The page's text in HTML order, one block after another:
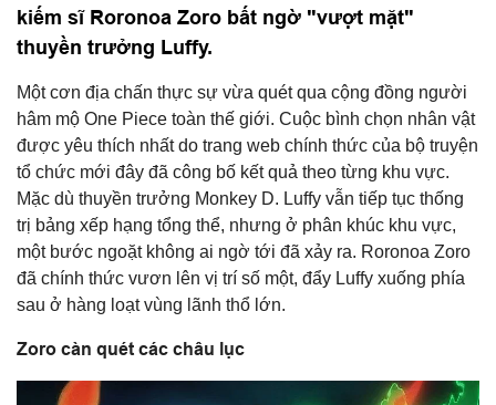
kiếm sĩ Roronoa Zoro bất ngờ "vượt mặt"
thuyền trưởng Luffy.
Một cơn địa chấn thực sự vừa quét qua cộng đồng người
hâm mộ One Piece toàn thế giới. Cuộc bình chọn nhân vật
được yêu thích nhất do trang web chính thức của bộ truyện
tổ chức mới đây đã công bố kết quả theo từng khu vực.
Mặc dù thuyền trưởng Monkey D. Luffy vẫn tiếp tục thống
trị bảng xếp hạng tổng thể, nhưng ở phân khúc khu vực,
một bước ngoặt không ai ngờ tới đã xảy ra. Roronoa Zoro
đã chính thức vươn lên vị trí số một, đẩy Luffy xuống phía
sau ở hàng loạt vùng lãnh thổ lớn.
Zoro càn quét các châu lục